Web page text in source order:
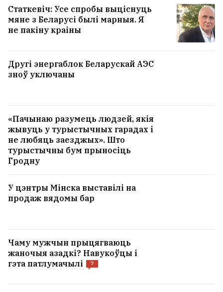
Статкевіч: Усе спробы выціснуць
мяне з Беларусі былі марныя. Я
не пакіну краіны
Другі энергаблок Беларускай АЭС
зноў уключаны
«Пачынаю разумець людзей, якія
жывуць у турыстычных гарадах і
не любяць заезджых». Што
турыстычны бум прыносіць
Гродну
У цэнтры Мінска выставілі на
продаж вядомы бар
Чаму мужчын прыцягваюць
жаночыя азадкі? Навукоўцы і
гэта патлумачылі
7